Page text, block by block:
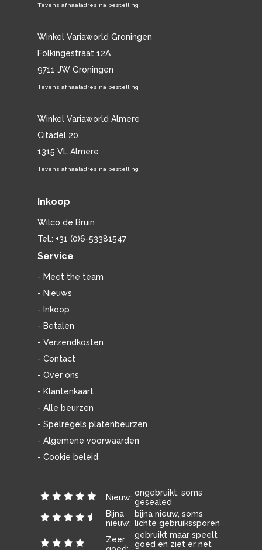
Tevens afhaaladres na bestelling
Winkel Variaworld Groningen
Folkingestraat 12A
9711 JW Groningen
Tevens afhaaladres na bestelling
Winkel Variaworld Almere
Citadel 20
1315 VL Almere
Tevens afhaaladres na bestelling
Inkoop
Wilco de Bruin
Tel.: +31 (0)6-53381547
Service
- Meet the team
- Nieuws
- Inkoop
- Betalen
- Verzendkosten
- Contact
- Over ons
- Klantenkaart
- Alle beurzen
- Spelregels platenbeurzen
- Algemene voorwaarden
- Cookie beleid
Nieuw: ongebruikt, soms
gesealed
Bijna
nieuw:
bijna nieuw, soms
lichte gebruikssporen
Zeer
gebruikt maar speelt
goed en ziet er net